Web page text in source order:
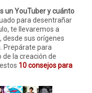
un YouTuber y cuánto
para desentrañar
te llevaremos a
desde sus orígenes
Prepárate para
la creación de
10 consejos para